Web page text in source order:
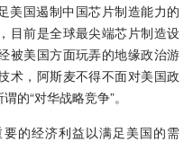
美国遏制中国芯片制造能力的
目前是全球最尖端芯片制造设
被美国方面玩弄的地缘政治游
术，阿斯麦不得不面对美国政
的“对华战略竞争”。
的经济利益以满足美国的需